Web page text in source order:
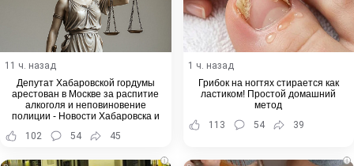
11 ч. назад
Депутат Хабаровской гордумы
арестован в Москве за распитие
алкоголя и неповиновение
полиции - Новости Хабаровска и
102 54 45
1 ч. назад
Грибок на ногтях стирается как
ластиком! Простой домашний
метод
113
54 39
i i